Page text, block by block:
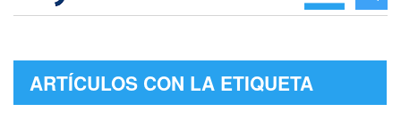
ARTÍCULOS CON LA ETIQUETA